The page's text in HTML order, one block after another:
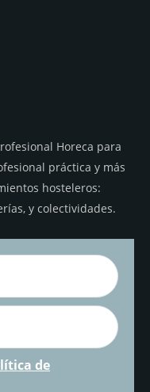
Horeca para
práctica y más
hosteleros:
y colectividades.
de